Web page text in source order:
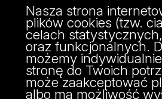
ul. Narutowicza 68, 90-136 Łódź
NIP: 724 000 32 43
Adres do doręczeń
AE:PL-74796-17640-IHHIV-17
KONTAKT
Nasza strona
plików cookies (tzw.
celach
oraz funkcjonalnych.
możemy
stronę do Twoich
może zaakceptować
albo ma możliwość